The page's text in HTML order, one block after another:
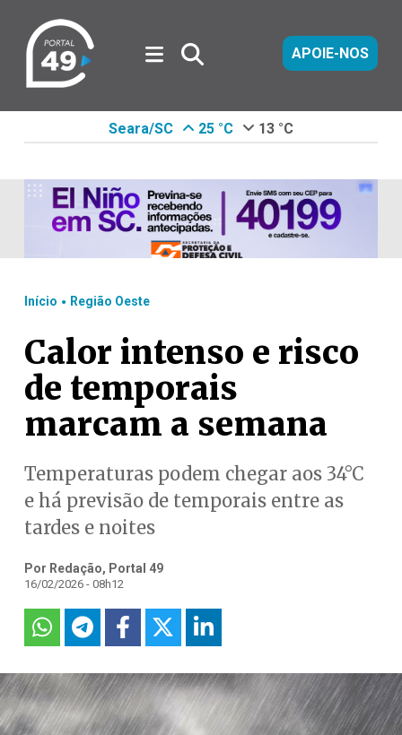
APOIE-NOS
Seara/SC 25 °C 13 °C
Início . Região Oeste
Calor intenso e risco
de temporais
marcam a semana
Temperaturas podem chegar aos 34°C
e há previsão de temporais entre as
tardes e noites
Por Redação, Portal 49
16/02/2026 - 08h12